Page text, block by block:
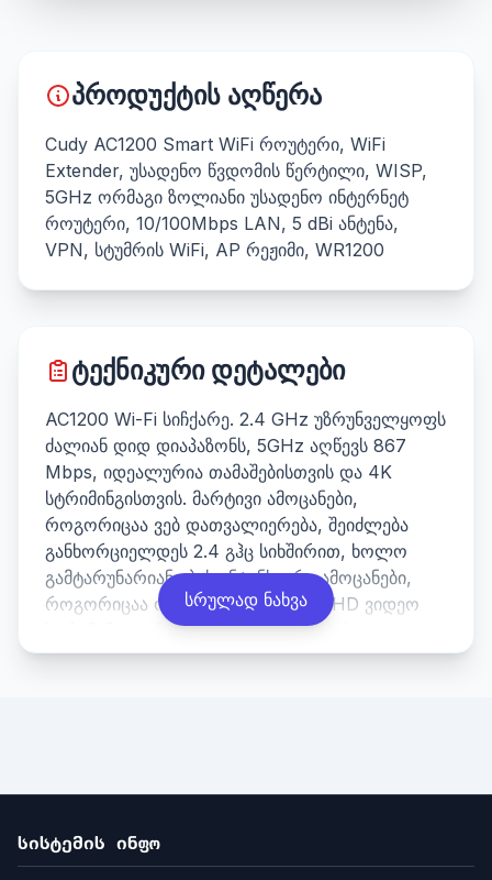
პროდუქტის აღწერა
Cudy AC1200 Smart WiFi როუტერი, WiFi
Extender, უსადენო წვდომის წერტილი, WISP,
5GHz ორმაგი ზოლიანი უსადენო ინტერნეტ
როუტერი, 10/100Mbps LAN, 5 dBi ანტენა,
VPN, სტუმრის WiFi, AP რეჟიმი, WR1200
ტექნიკური დეტალები
AC1200 Wi-Fi სიჩქარე. 2.4 GHz უზრუნველყოფს
ძალიან დიდ დიაპაზონს, 5GHz აღწევს 867
Mbps, იდეალურია თამაშებისთვის და 4K
სტრიმინგისთვის. მარტივი ამოცანები,
როგორიცაა ვებ დათვალიერება, შეიძლება
განხორციელდეს 2.4 გჰც სიხშირით, ხოლო
გამტარუნარიანობის ინტენსიური ამოცანები,
როგორიცაა ონლაინ თამაშები ან HD ვიდეო
სტრიმინგი, ერთდროულად შეიძლება
დამუშავდეს 5 გჰც სიხშირით.
შეიძლება გამოყენებულ იქნას როგორც Wi-Fi
წვდომის წერტილი ან WISP როუტერი თქვენი
ქსელური აპლიკაციების ნებისმიერი საჭიროების
სრულად ნახვა
სისტემის ინფო